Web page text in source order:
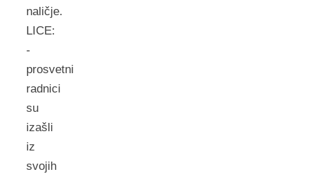
naličje.
LICE:
-
prosvetni
radnici
su
izašli
iz
svojih